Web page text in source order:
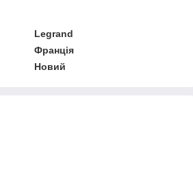
Legrand
Франція
Новий